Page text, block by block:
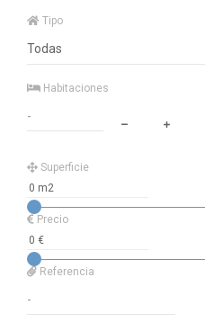
Tipo
Todas
Habitaciones
Superficie
Precio
Referencia